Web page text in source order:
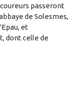
passeront
de Solesmes,
et
dont celle de